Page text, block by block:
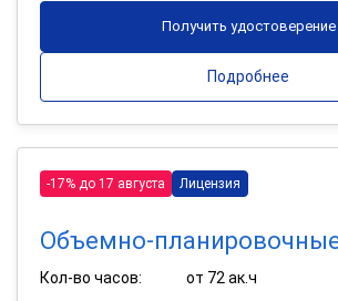
Получить удостоверение
Подробнее
-17% до 17 августа Лицензия
Объемно-
Кол-во часов:
от 72 ак.ч